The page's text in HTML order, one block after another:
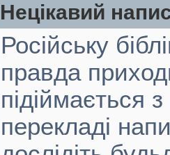
Нецікавий
Російську
правда
підіймається
перекладі